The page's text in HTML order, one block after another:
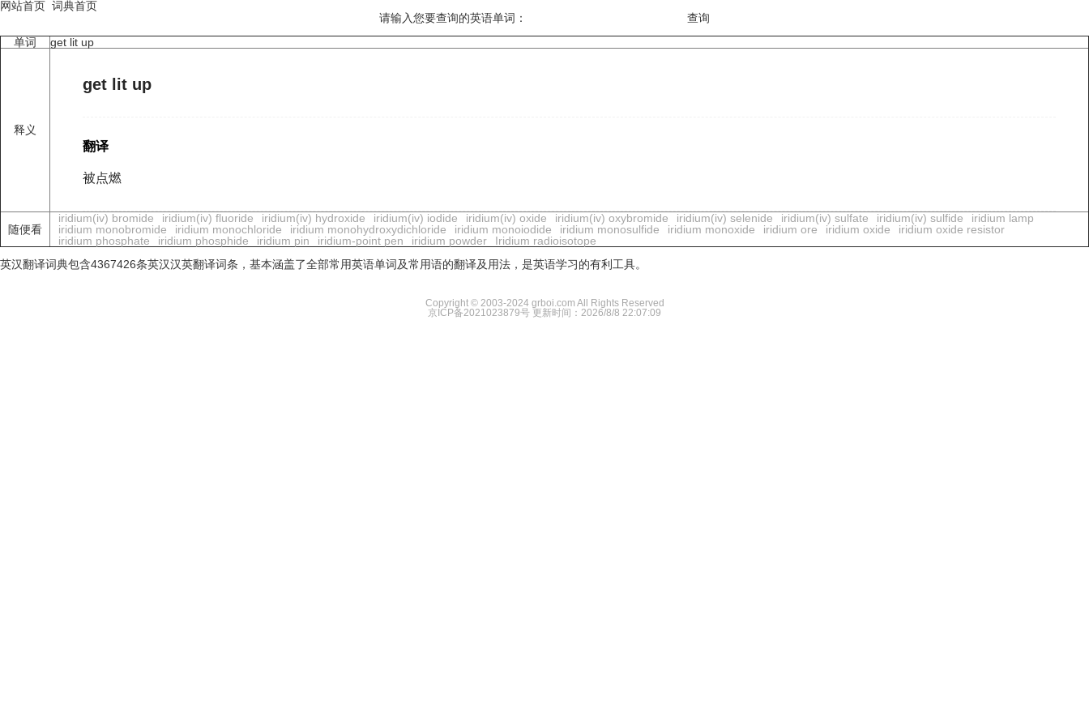
网站首页 词典首页
请输入您要查询的英语单词：
单词
get lit up
释义
get lit up
翻译
被点燃
随便看
iridium(iv) bromide iridium(iv) fluoride iridium(iv) hydroxide iridium(iv) iodide iridium(iv) oxide iridium(iv) oxybromide iridium(iv) selenide iridium(iv) sulfate iridium(iv) sulfide
iridium lamp
iridium monobromide
iridium monochloride iridium monohydroxydichloride iridium monoiodide iridium monosulfide iridium monoxide iridium ore iridium oxide
iridium oxide resistor
iridium phosphate
iridium phosphide iridium pin iridium-point pen iridium powder
Iridium radioisotope
英汉翻译词典包含4367426条英汉汉英翻译词条，基本涵盖了全部常用英语单词及常用语的翻译及用法，是英语学习的有利工具。
Copyright © 2003-2024 grboi.com All Rights Reserved
京ICP备2021023879号 更新时间：2026/8/8 22:07:09